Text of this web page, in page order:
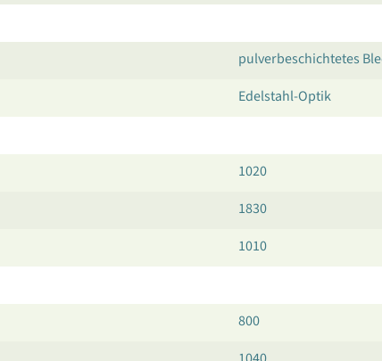
pulverbeschichtetes
Edelstahl-Optik
1020
1830
1010
800